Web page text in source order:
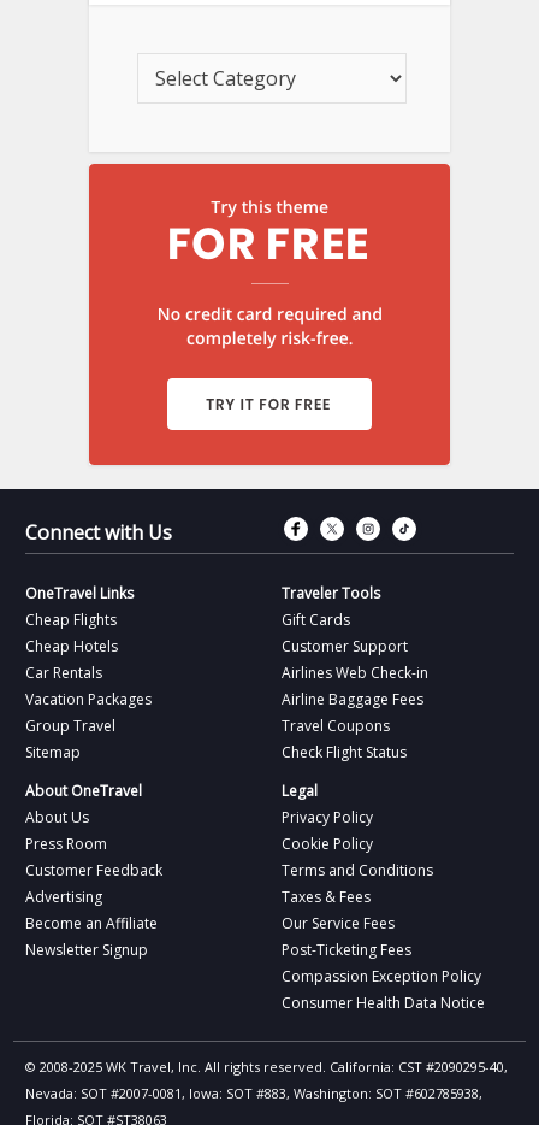
Connect with Us Connect with
Connect with
Connect
OneTravel Links
Cheap Flights
Cheap Hotels
Car Rentals
Vacation Packages
Group Travel
Sitemap
Traveler Tools
Gift Cards
Customer Support
Airlines Web Check-in
Airline Baggage Fees
Travel Coupons
Check Flight Status
About OneTravel
About Us
Press Room
Customer Feedback
Advertising
Become an Affiliate
Newsletter Signup
Legal
Privacy Policy
Cookie Policy
Terms and Conditions
Taxes & Fees
Our Service Fees
Post-Ticketing Fees
Compassion Exception Policy
Consumer Health Data Notice
© 2008-2025 WK Travel, Inc. All rights reserved. California: CST #2090295-40,
Nevada: SOT #2007-0081, Iowa: SOT #883, Washington: SOT #602785938,
Florida: SOT #ST38063